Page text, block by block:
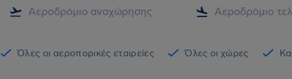
Όλες οι αεροπορικές εταιρείες Όλες οι χώρες